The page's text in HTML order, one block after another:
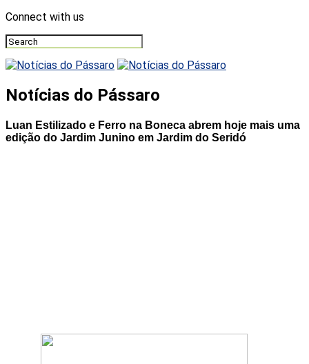
Connect with us
Notícias do Pássaro
Luan Estilizado e Ferro na Boneca abrem hoje mais uma
edição do Jardim Junino em Jardim do Seridó